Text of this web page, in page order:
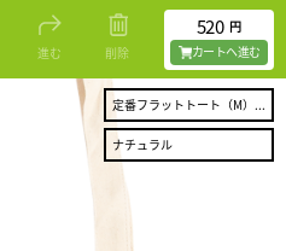
進む 削除
520 円
カートヘ進む
定番フラットトート（M）...
ナチュラル